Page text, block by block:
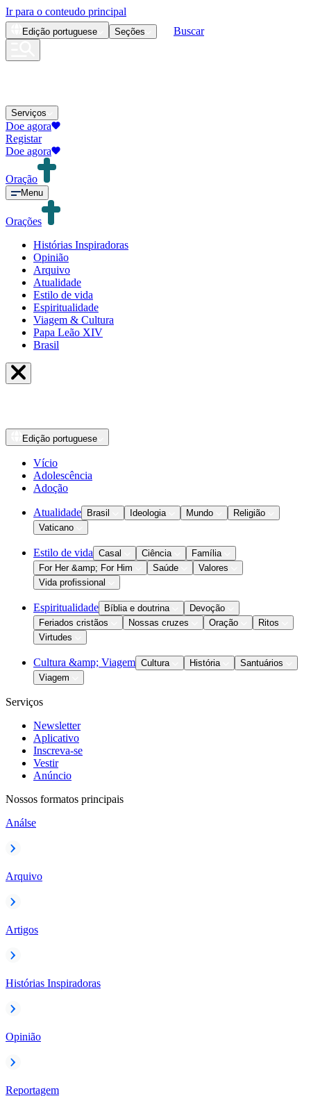
Ir para o conteudo principal
Edição portuguese Seções Buscar
Serviços
Doe agora
Registar
Doe agora
Oração
Menu
Orações
Histórias Inspiradoras
Opinião
Arquivo
Atualidade
Estilo de vida
Espiritualidade
Viagem & Cultura
Papa Leão XIV
Brasil
Edição portuguese
Vício
Adolescência
Adoção
Atualidade Brasil Ideologia Mundo
Religião
Vaticano
Estilo de vida Casal Ciência
Família
For Her &amp; For Him
Saúde
Valores
Vida profissional
Espiritualidade Bíblia e doutrina
Devoção
Feriados cristãos
Nossas cruzes Oração
Ritos
Virtudes
Cultura &amp; Viagem Cultura História
Santuários
Viagem
Serviços
Newsletter
Aplicativo
Inscreva-se
Vestir
Anúncio
Nossos formatos principais
Análse
Arquivo
Artigos
Histórias Inspiradoras
Opinião
Reportagem